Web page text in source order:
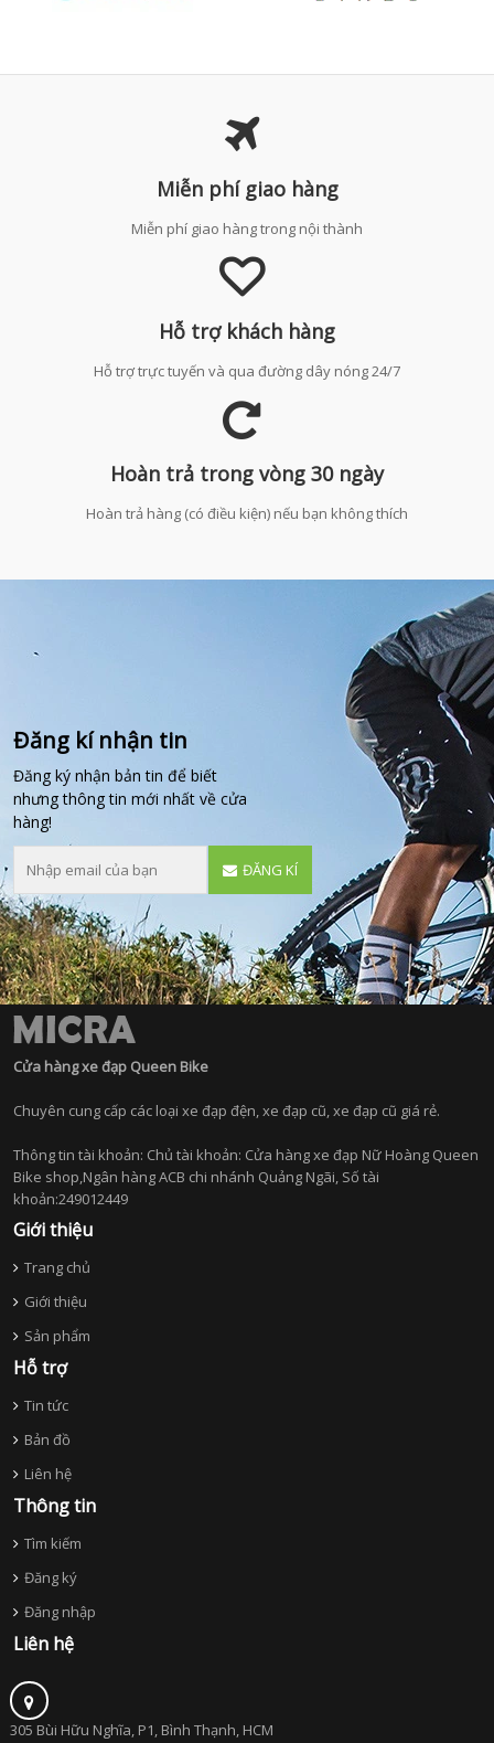
Miễn phí giao hàng
Miễn phí giao hàng trong nội thành
Hỗ trợ khách hàng
Hỗ trợ trực tuyến và qua đường dây nóng 24/7
Hoàn trả trong vòng 30 ngày
Hoàn trả hàng (có điều kiện) nếu bạn không thích
Đăng kí nhận tin
Đăng ký nhận bản tin để biết
nhưng thông tin mới nhất về cửa
hàng!
ĐĂNG KÍ
Cửa hàng xe đạp Queen Bike
Chuyên cung cấp các loại xe đạp đện, xe đạp cũ, xe đạp cũ giá rẻ.
Thông tin tài khoản: Chủ tài khoản: Cửa hàng xe đạp Nữ Hoàng Queen
Bike shop,Ngân hàng ACB chi nhánh Quảng Ngãi, Số tài
khoản:249012449
Giới thiệu
Trang chủ
Giới thiệu
Sản phẩm
Hỗ trợ
Tin tức
Bản đồ
Liên hệ
Thông tin
Tìm kiếm
Đăng ký
Đăng nhập
Liên hệ
305 Bùi Hữu Nghĩa, P1, Bình Thạnh, HCM